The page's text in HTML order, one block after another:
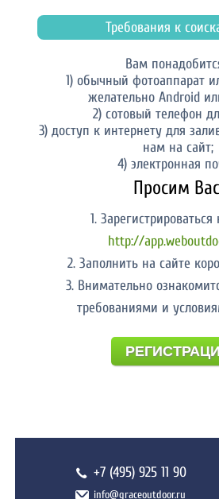
Требования к
Вам
1) обычный фотоаппарат
желательно Android
2) сотовый телефон
3) доступ к интернету для
нам на сайт;
4) электронная
Просим
1. Зарегистрироваться
http://
2. Заполнить на сайте
3. Внимательно
требованиями и
+7 (495) 925 11 90
info@graceoutdoor.ru